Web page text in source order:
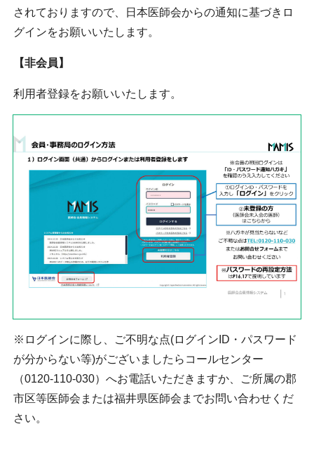
会員専用ページ
されておりますので、日本医師会からの通知に基づきロ
グインをお願いいたします。
【非会員】
利用者登録をお願いいたします。
※ログインに際し、ご不明な点(ログインID・パスワード
が分からない等)がございましたらコールセンター
（0120-110-030）へお電話いただきますか、ご所属の郡
市区等医師会または福井県医師会までお問い合わせくだ
さい。